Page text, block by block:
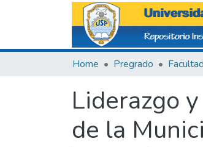
Home Pregrado
Liderazgo
de la